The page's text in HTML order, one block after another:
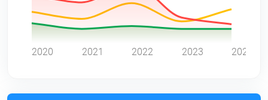
2020 2021 2022 2023 2024